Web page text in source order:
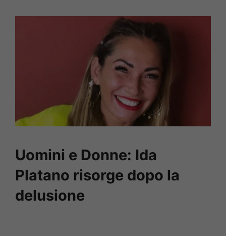
Uomini e Donne: Ida
Platano risorge dopo la
delusione